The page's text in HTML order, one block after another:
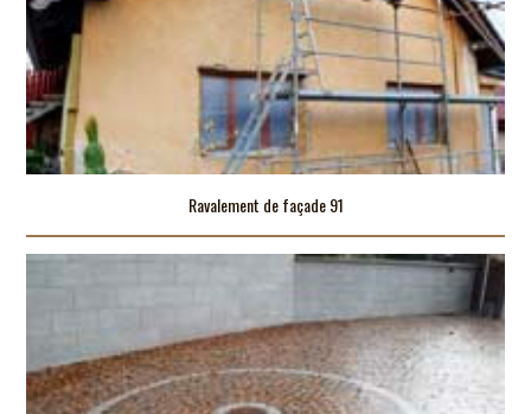
Ravalement de façade 91